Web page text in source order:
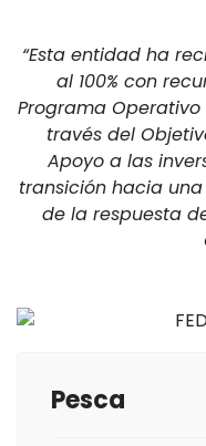
“Esta entidad ha
al 100% con
Programa Operativo
través del
Apoyo a las
transición hacia
de la respuesta
Pesca